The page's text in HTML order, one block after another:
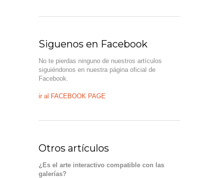
Siguenos en Facebook
No te pierdas ninguno de nuestros artículos
siguiéndonos en nuestra página oficial de
Facebook.
ir al FACEBOOK PAGE
Otros artículos
¿Es el arte interactivo compatible con las
galerías?